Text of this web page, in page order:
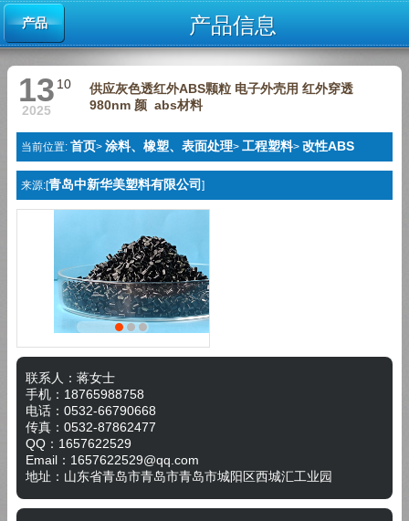
产品 产品信息
10
13
2025
供应灰色透红外ABS颗粒 电子外壳用 红外穿透
980nm 颜 abs材料
当前位置: 首页> 涂料、橡塑、表面处理> 工程塑料> 改性ABS
来源:[青岛中新华美塑料有限公司 ]
联系人：蒋女士
手机：18765988758
电话：0532-66790668
传真： 0532-87862477
QQ： 1657622529
Email： 1657622529@qq.com
地址： 山东省青岛市青岛市青岛市城阳区西城汇工业园